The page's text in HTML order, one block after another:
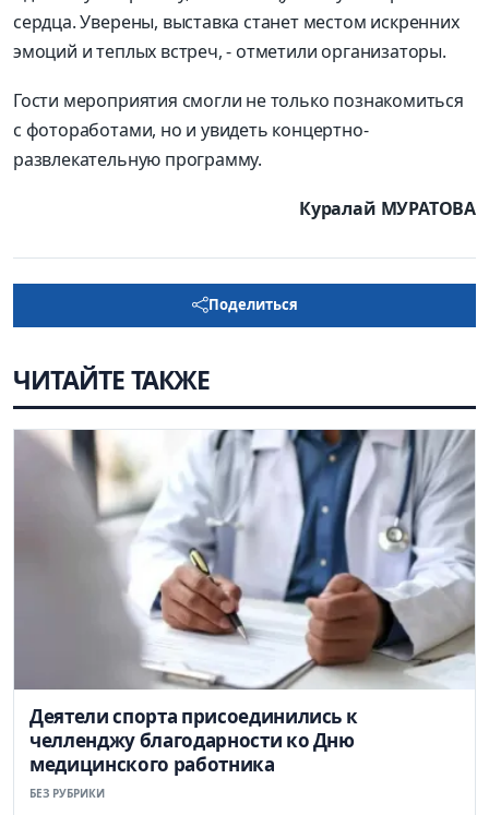
сердца. Уверены, выставка станет местом искренних
эмоций и теплых встреч, - отметили организаторы.
Гости мероприятия смогли не только познакомиться
с фотоработами, но и увидеть концертно-
развлекательную программу.
Куралай МУРАТОВА
Поделиться
ЧИТАЙТЕ ТАКЖЕ
Деятели спорта присоединились к
челленджу благодарности ко Дню
медицинского работника
БЕЗ РУБРИКИ